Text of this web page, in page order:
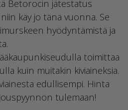
Betorocin jätestatus
käy jo tänä vuonna. Se
hyödyntämistä ja
toimittaa
kuin muitakin kiviaineksia.
edullisempi. Hinta
tulemaan!